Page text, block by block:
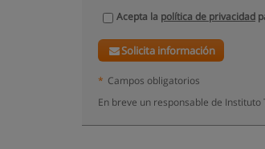
Acepta la política de privacidad
Solicita información
* Campos obligatorios
En breve un responsable de